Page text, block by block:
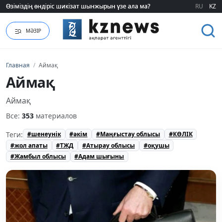
Жағдайы ауыр: Солтүстік Кипрде қазақ қызына қастандық жасалды
Жағдайы ауыр: Солтүстік Кипрде қазақ қызына қастандық жасалды
RU KZ
МӘЗІР
Главная / Аймақ
Аймақ
Аймақ
Все: 353 материалов
Теги: #шенеунік #әкім #Маңғыстау облысы
#КӨЛІК
#жол апаты
#ТЖД #Атырау облысы
#оқушы
#Жамбыл облысы
#Адам шығыны